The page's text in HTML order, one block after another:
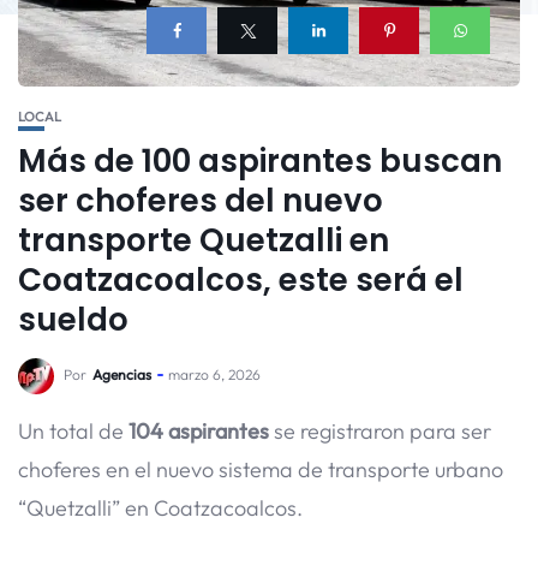
LOCAL
Más de 100 aspirantes buscan
ser choferes del nuevo
transporte Quetzalli en
Coatzacoalcos, este será el
sueldo
Por Agencias marzo 6, 2026
Un total de 104 aspirantesse registraron para ser
choferes en el nuevo sistema de transporte urbano
“Quetzalli” en Coatzacoalcos.